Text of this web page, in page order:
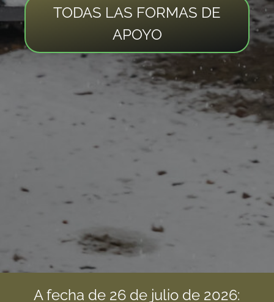
TODAS LAS FORMAS DE
APOYO
A fecha de 26 de julio de 2026: